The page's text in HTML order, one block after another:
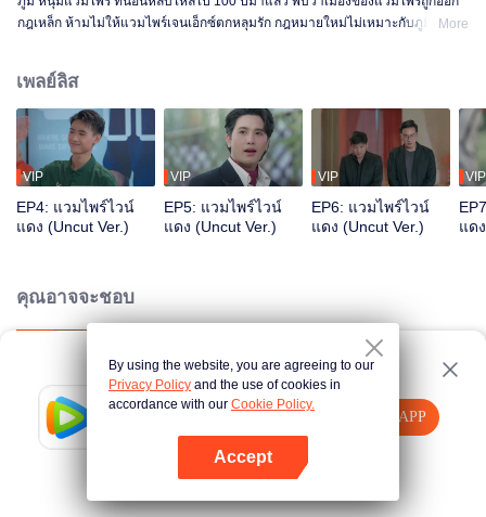
Tencent Video
เปิด APP
คลิกที่นี่ ลองใหม่อีกครั้ง
กฎเหล็ก ห้ามไม่ให้แวมไพร์เจนเอ็กซ์ตกหลุมรัก กฎหมายใหม่ไม่เหมาะกับภูมิ และ
เขาจะต้องใส่ชื่อของพวกเขาลงในพระคัมภีร์แห่งชีวิตและนำร่างของมนุษย์คู่ขนาน
ของพวกเขาไป โดยคำนึงถึงว่าอาจมีผลที่ตามมา ภูมิพบว่าตัวเองใช้ชีวิตแบบชาย
หนุ่มผู้อกหัก ชีวิตในดินแดนของมนุษย์กลายเป็นเรื่องวุ่นวายเมื่อเขาได้พบกับแพ
ทริค เจ้าของบาร์ลับแห่งหนึ่ง และลงเอยด้วยการมาทำงานให้กับเขา
More
เพลย์ลิส
VIP
EP4: แวมไพร์ไวน์
แดง (Uncut Ver.)
VIP
EP5: แวมไพร์ไวน์
แดง (Uncut Ver.)
VIP
EP6: แวมไพร์ไวน์
แดง (Uncut Ver.)
VIP
แด
คุณอาจจะชอบ
ไทม์ผ่านเวลา ( Uncut Ver.)
กี่หมื่นฟ้า (Uncut Ver.)
By using the website, you are agreeing to our
Privacy Policy and the use of cookies in
accordance with our Cookie Policy.
Accept